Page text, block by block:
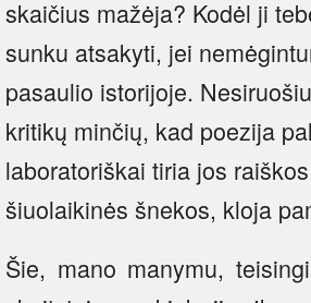
skaičius mažėja? Kodėl ji
sunku atsakyti, jei
pasaulio istorijoje.
kritikų minčių, kad poezija
laboratoriškai tiria jos
šiuolaikinės šnekos, kloja
Šie, mano manymu,